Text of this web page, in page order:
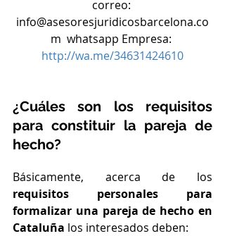
correo:
info@asesoresjuridicosbarcelona.co
m  whatsapp Empresa:
http://wa.me/34631424610
¿Cuáles son los requisitos
para constituir la pareja de
hecho?
requisitos personales para
formalizar una pareja de hecho en
Cataluña los interesados deben: